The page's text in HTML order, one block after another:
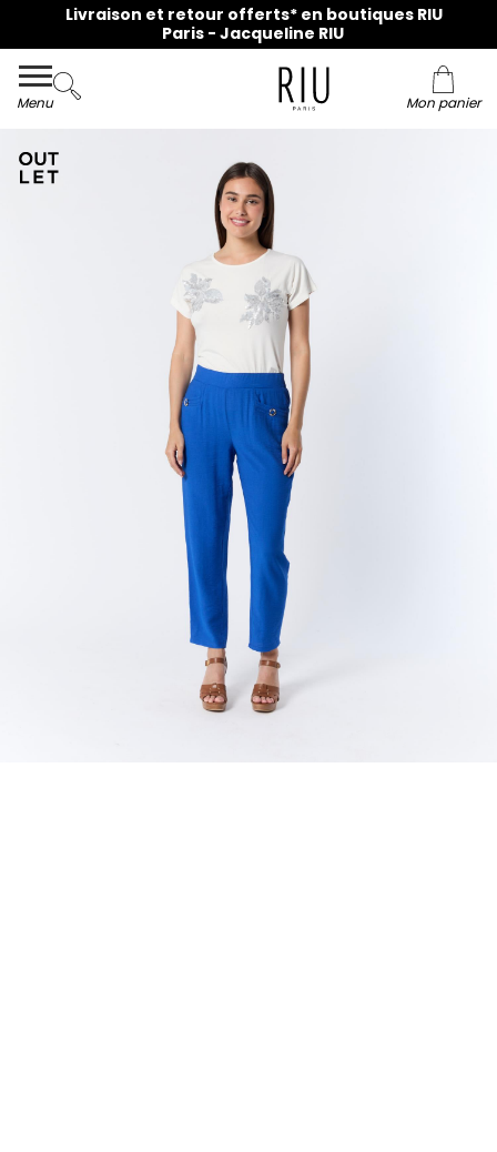
Livraison et retour offerts* en boutiques RIU
Paris - Jacqueline RIU
Menu Mon panier